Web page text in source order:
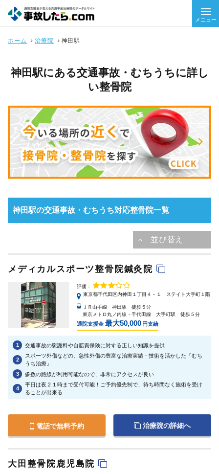
メニュー
ホーム › 治療院 › 神田駅
神田駅にある交通事故・むちうちに詳し
い整骨院
神田駅の交通事故・むちうち対応整骨院一覧
メディカルスポーツ整骨院鍼灸院
評価：
東京都千代田区内神田１丁目４－１ ステイト大手町１階
ＪＲ山手線 神田駅 徒歩５分
東京メトロ丸ノ内線・千代田線 大手町駅 徒歩５分
通院支援金 最大50,000 円支給
1 交通事故の慰謝料や自賠責保険に対する正しい知識を提供
2
スポーツ外傷などの、急性外傷の豊富な治療実績・技術を活かした『むち
うち治療』
3
多数の路線が利用可能なので、非常にアクセスが良い
4
平日は夜２１時まで受付可能！ご予約優先制で、待ち時間なく施術を受け
ることが出来る
電話で無料予約 治療院の詳細へ
大田整骨院鹿児島院